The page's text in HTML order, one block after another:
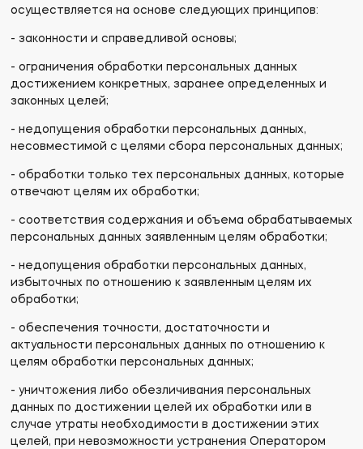
осуществляется на основе следующих принципов:
- законности и справедливой основы;
- ограничения обработки персональных данных
достижением конкретных, заранее определенных и
законных целей;
- недопущения обработки персональных данных,
несовместимой с целями сбора персональных данных;
- обработки только тех персональных данных, которые
отвечают целям их обработки;
- соответствия содержания и объема обрабатываемых
персональных данных заявленным целям обработки;
- недопущения обработки персональных данных,
избыточных по отношению к заявленным целям их
обработки;
- обеспечения точности, достаточности и
актуальности персональных данных по отношению к
целям обработки персональных данных;
- уничтожения либо обезличивания персональных
данных по достижении целей их обработки или в
случае утраты необходимости в достижении этих
целей, при невозможности устранения Оператором